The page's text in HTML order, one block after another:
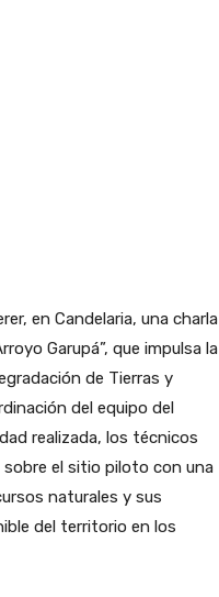
en Candelaria, una charla
Garupá”, que impulsa la
de Tierras y
del equipo del
realizada, los técnicos
el sitio piloto con una
naturales y sus
del territorio en los